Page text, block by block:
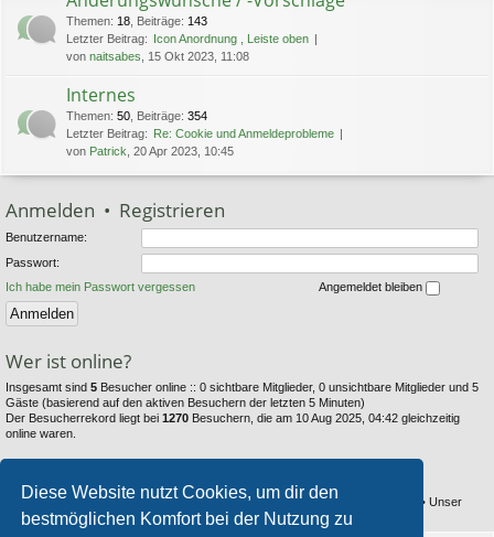
Diese Website nutzt Cookies, um dir den
bestmöglichen Komfort bei der Nutzung zu
Themen: 18 Beiträge: 143
Letzter Beitrag: Icon Anordnung , Leiste oben
von naitsabes , 15 Okt 2023, 11:08
Internes
Themen: 50 Beiträge: 354
Letzter Beitrag: Re: Cookie und Anmeldeprobleme
von Patrick , 20 Apr 2023, 10:45
Anmelden • Registrieren
Benutzername:
Passwort:
Ich habe mein Passwort vergessen
Angemeldet bleiben
Wer ist online?
Insgesamt sind 5 Besucher online :: 0 sichtbare Mitglieder, 0 unsichtbare Mitglieder und 5
Gäste (basierend auf den aktiven Besuchern der letzten 5 Minuten)
Der Besucherrekord liegt bei 1270 Besuchern, die am 10 Aug 2025, 04:42 gleichzeitig
online waren.
Beiträge insgesamt6353 • Themen insgesamt 794• Mitglieder insgesamt
• Unser
neuestes Mitglied:Thestray